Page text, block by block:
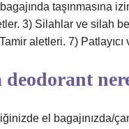
​​taşınmasına
3) Silahlar ve silah
aletleri. 7) Patlayıcı
deodorant
el bagajınızda/